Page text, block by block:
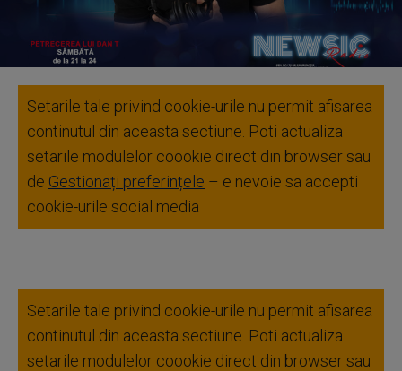
Setarile tale privind cookie-urile nu permit afisarea
continutul din aceasta sectiune. Poti actualiza
setarile modulelor coookie direct din browser sau
de Gestionați preferințele – e nevoie sa accepti
cookie-urile social media
Setarile tale privind cookie-urile nu permit afisarea
continutul din aceasta sectiune. Poti actualiza
setarile modulelor coookie direct din browser sau